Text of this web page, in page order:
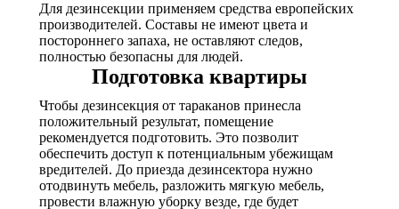
Для дезинсекции применяем средства европейских
производителей. Составы не имеют цвета и
постороннего запаха, не оставляют следов,
полностью безопасны для людей.
Подготовка квартиры
Чтобы дезинсекция от тараканов принесла
положительный результат, помещение
рекомендуется подготовить. Это позволит
обеспечить доступ к потенциальным убежищам
вредителей. До приезда дезинсектора нужно
отодвинуть мебель, разложить мягкую мебель,
провести влажную уборку везде, где будет